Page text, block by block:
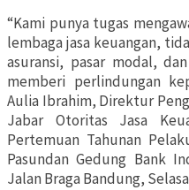
“Kami punya tugas
lembaga jasa keuangan,
asuransi, pasar modal,
memberi perlindungan
Aulia Ibrahim, Direktur
Jabar Otoritas Jasa
Pertemuan Tahunan
Pasundan Gedung Bank
Jalan Braga Bandung,